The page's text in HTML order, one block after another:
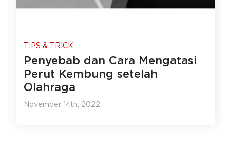
TIPS & TRICK
Penyebab dan Cara Mengatasi
Perut Kembung setelah
Olahraga
November 14th, 2022